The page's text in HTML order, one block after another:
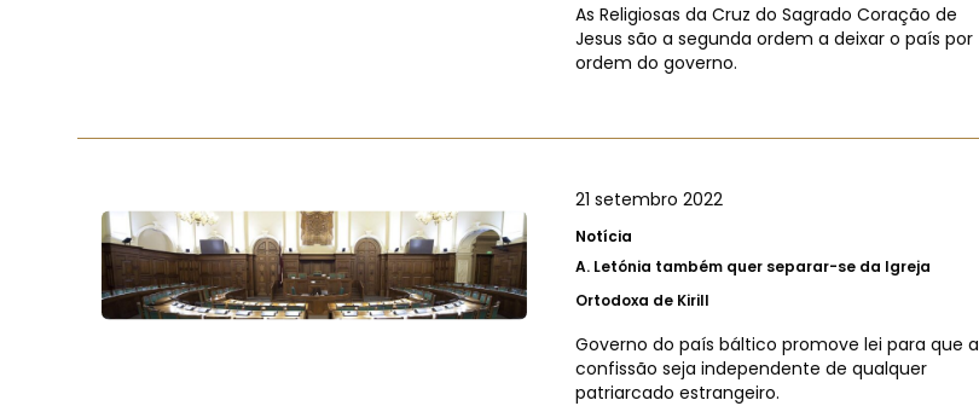
As Religiosas da Cruz do Sagrado Coração de
Jesus são a segunda ordem a deixar o país por
ordem do governo.
21 setembro 2022
Notícia
A. Letónia também quer separar-se da Igreja
Ortodoxa de Kirill
Governo do país báltico promove lei para que a
confissão seja independente de qualquer
patriarcado estrangeiro.